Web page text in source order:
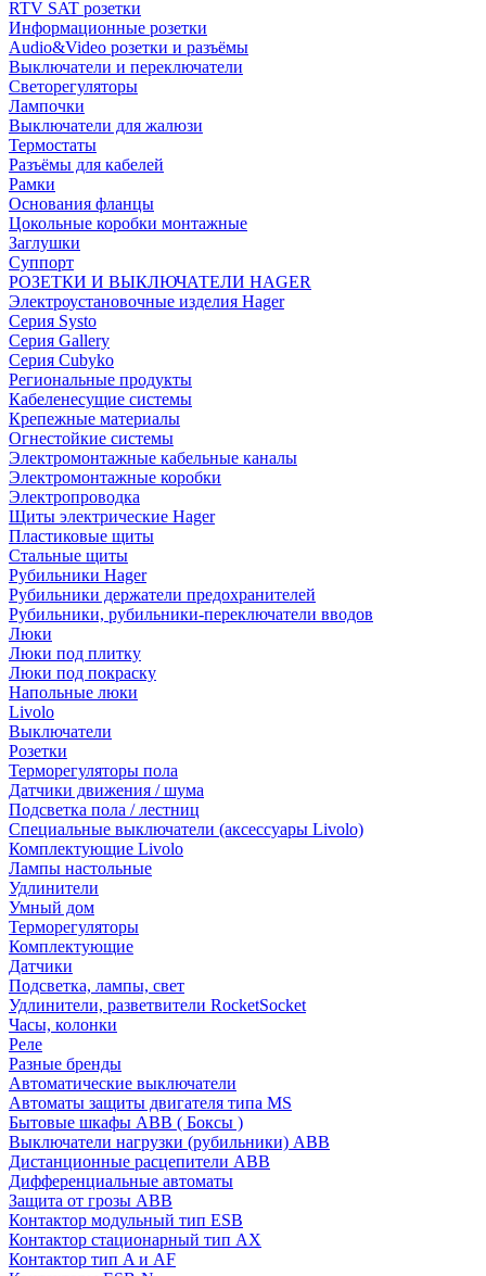
RTV SAT розетки
Информационные розетки
Audio&Video розетки и разъёмы
Выключатели и переключатели
Светорегуляторы
Лампочки
Выключатели для жалюзи
Термостаты
Разъёмы для кабелей
Рамки
Основания фланцы
Цокольные коробки монтажные
Заглушки
Суппорт
РОЗЕТКИ И ВЫКЛЮЧАТЕЛИ HAGER
Электроустановочные изделия Hager
Серия Systo
Серия Gallery
Серия Cubyko
Региональные продукты
Кабеленесущие системы
Крепежные материалы
Огнестойкие системы
Электромонтажные кабельные каналы
Электромонтажные коробки
Электропроводка
Щиты электрические Hager
Пластиковые щиты
Стальные щиты
Рубильники Hager
Рубильники держатели предохранителей
Рубильники, рубильники-переключатели вводов
Люки
Люки под плитку
Люки под покраску
Напольные люки
Livolo
Выключатели
Розетки
Терморегуляторы пола
Датчики движения / шума
Подсветка пола / лестниц
Специальные выключатели (аксессуары Livolo)
Комплектующие Livolo
Лампы настольные
Удлинители
Умный дом
Терморегуляторы
Комплектующие
Датчики
Подсветка, лампы, свет
Удлинители, разветвители RocketSocket
Часы, колонки
Реле
Разные бренды
Автоматические выключатели
Автоматы защиты двигателя типа MS
Бытовые шкафы ABB ( Боксы )
Выключатели нагрузки (рубильники) ABB
Дистанционные расцепители ABB
Дифференциальные автоматы
Защита от грозы ABB
Контактор модульный тип ESB
Контактор стационарный тип AX
Контактор тип A и AF